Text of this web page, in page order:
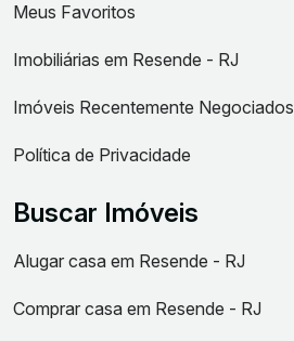
Meus Favoritos
Imobiliárias em Resende - RJ
Imóveis Recentemente Negociados
Política de Privacidade
Buscar Imóveis
Alugar casa em Resende - RJ
Comprar casa em Resende - RJ